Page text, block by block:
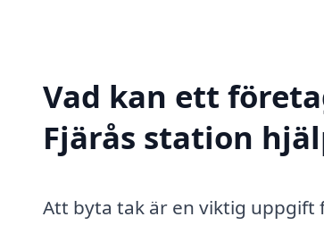
Vad kan ett
Fjärås station
Att byta tak är en viktig uppgift